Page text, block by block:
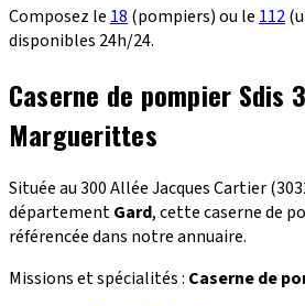
Composez le 18 (pompiers) ou le 112
disponibles 24h/24.
Caserne de pompier Sdis
Marguerittes
Située au 300 Allée Jacques Cartier
départementGard, cette caserne de
référencée dans notre annuaire.
Missions et spécialités : Caserne de